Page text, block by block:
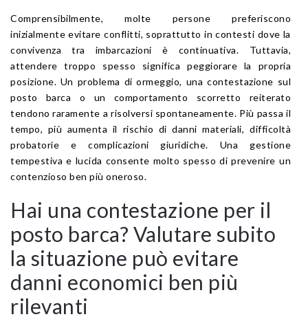
Comprensibilmente, molte persone preferiscono
inizialmente evitare conflitti, soprattutto in contesti dove la
convivenza tra imbarcazioni è continuativa. Tuttavia,
attendere troppo spesso significa peggiorare la propria
posizione. Un problema di ormeggio, una contestazione sul
posto barca o un comportamento scorretto reiterato
tendono raramente a risolversi spontaneamente. Più passa il
tempo, più aumenta il rischio di danni materiali, difficoltà
probatorie e complicazioni giuridiche. Una gestione
tempestiva e lucida consente molto spesso di prevenire un
contenzioso ben più oneroso.
Hai una contestazione per il
posto barca? Valutare subito
la situazione può evitare
danni economici ben più
rilevanti